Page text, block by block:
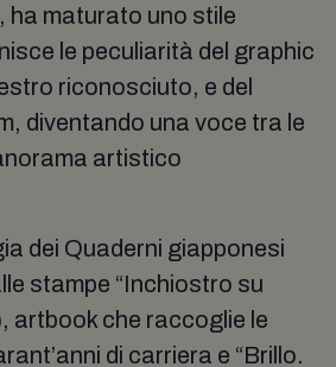
ha maturato uno stile
le peculiarità del graphic
riconosciuto, e del
diventando una voce tra le
artistico
dei Quaderni giapponesi
stampe “Inchiostro su
artbook che raccoglie le
di carriera e “Brillo.